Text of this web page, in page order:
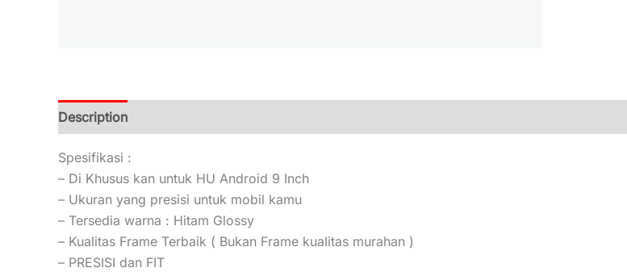
Description
Spesifikasi :
– Di Khusus kan untuk HU Android 9 Inch
– Ukuran yang presisi untuk mobil kamu
– Tersedia warna : Hitam Glossy
– Kualitas Frame Terbaik ( Bukan Frame kualitas murahan )
– PRESISI dan FIT